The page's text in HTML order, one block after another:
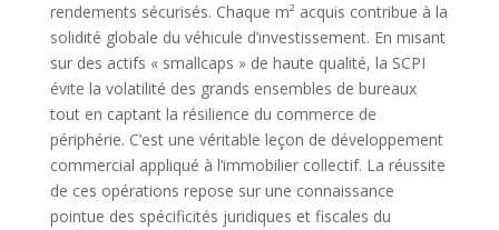
rendements sécurisés. Chaque m² acquis contribue à la
solidité globale du véhicule d’investissement. En misant
sur des actifs « smallcaps » de haute qualité, la SCPI
évite la volatilité des grands ensembles de bureaux
tout en captant la résilience du commerce de
périphérie. C’est une véritable leçon de développement
commercial appliqué à l’immobilier collectif. La réussite
de ces opérations repose sur une connaissance
pointue des spécificités juridiques et fiscales du